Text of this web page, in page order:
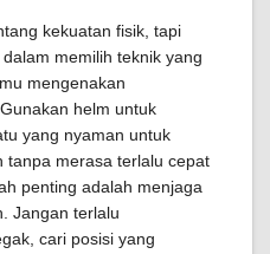
kekuatan fisik, tapi
memilih teknik yang
mengenakan
helm untuk
yang nyaman untuk
tanpa merasa terlalu cepat
penting adalah menjaga
Jangan terlalu
cari posisi yang